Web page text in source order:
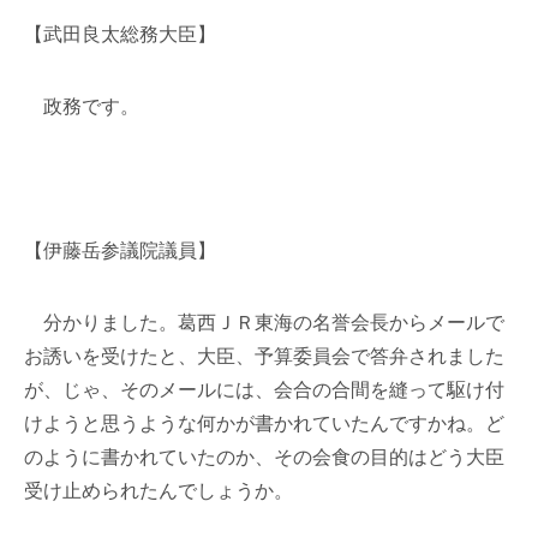
【武田良太総務大臣】
政務です。
【伊藤岳参議院議員】
分かりました。葛西ＪＲ東海の名誉会長からメールで
お誘いを受けたと、大臣、予算委員会で答弁されました
が、じゃ、そのメールには、会合の合間を縫って駆け付
けようと思うような何かが書かれていたんですかね。ど
のように書かれていたのか、その会食の目的はどう大臣
受け止められたんでしょうか。